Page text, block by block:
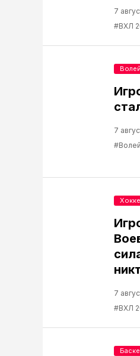
7
#ВХЛ
7
7
#ВХЛ